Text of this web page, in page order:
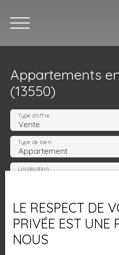
Nos annonces
Appartements
(13550)
Vente
Type d'offre
Appartement
Type de bien
Localisation
Surface min (m²)
LE RESPECT DE
PRIVÉE EST UNE
NOUS